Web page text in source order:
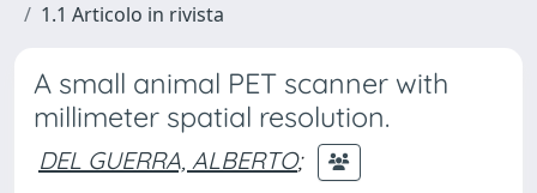
1.1 Articolo in rivista
A small animal PET scanner with
millimeter spatial resolution.
DEL GUERRA, ALBERTO;